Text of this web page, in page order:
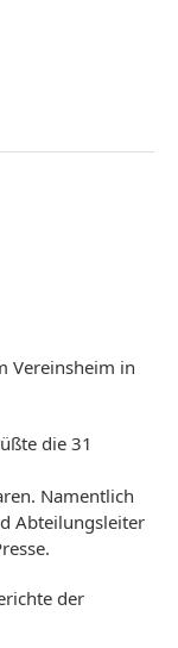
Vereinsheim in
die 31
Namentlich
Abteilungsleiter
der